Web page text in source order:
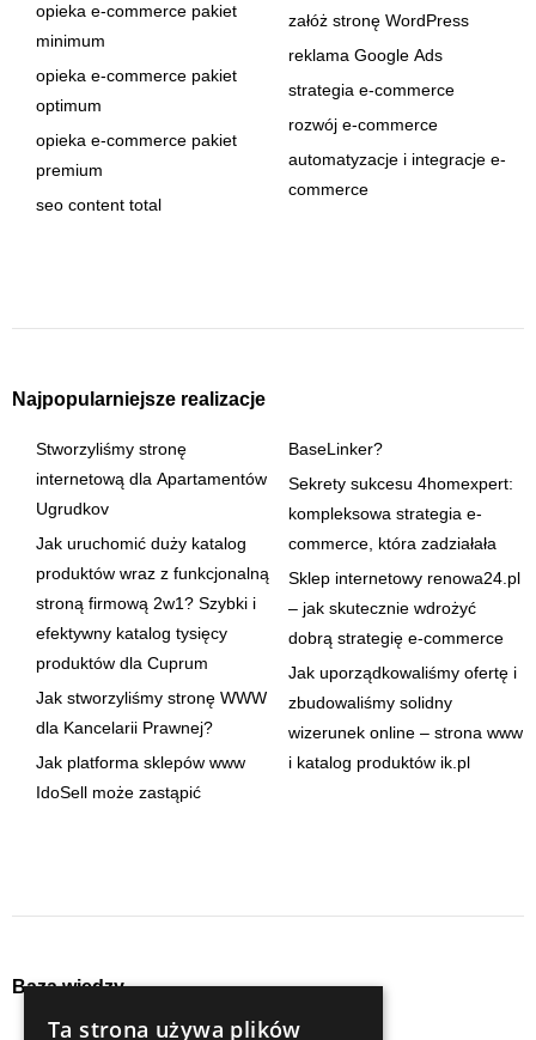
opieka e-commerce pakiet
minimum
opieka e-commerce pakiet
optimum
opieka e-commerce pakiet
premium
seo content total
załóż stronę WordPress
reklama Google Ads
strategia e-commerce
rozwój e-commerce
automatyzacje i integracje e-
commerce
Najpopularniejsze realizacje
Stworzyliśmy stronę
internetową dla Apartamentów
Ugrudkov
Jak uruchomić duży katalog
produktów wraz z funkcjonalną
stroną firmową 2w1? Szybki i
efektywny katalog tysięcy
produktów dla Cuprum
Jak stworzyliśmy stronę WWW
dla Kancelarii Prawnej?
Jak platforma sklepów www
IdoSell może zastąpić
BaseLinker?
Sekrety sukcesu 4homexpert:
kompleksowa strategia e-
commerce, która zadziałała
Sklep internetowy renowa24.pl
– jak skutecznie wdrożyć
dobrą strategię e-commerce
Jak uporządkowaliśmy ofertę i
zbudowaliśmy solidny
wizerunek online – strona www
i katalog produktów ik.pl
Baza wiedzy
Ta strona używa plików